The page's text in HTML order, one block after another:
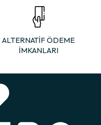
ALTERNATİF ÖDEME
İMKANLARI